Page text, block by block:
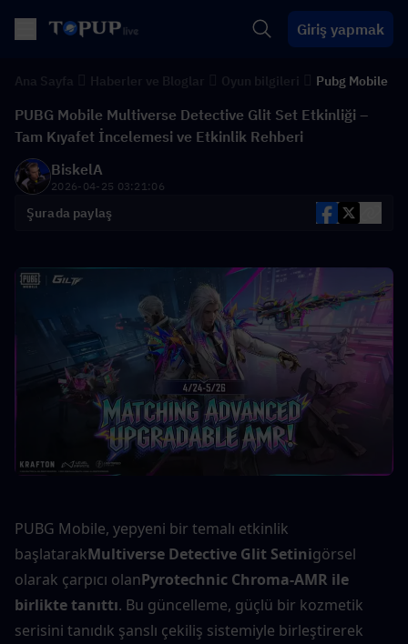
Giriş yapmak
Pubg Mobile
PUBG Mobile Multiverse Detective Glit Set Etkinliği –
Tam Kıyafet İncelemesi ve Etkinlik Rehberi
BiskelA
2026-04-25 03:21:06
Şurada paylaş
PUBG Mobile, yepyeni bir temalı etkinlik
başlatarakMultiverse Detective Glit Setinigörsel
olarak çarpıcı olanPyrotechnic Chroma-AMR ile
birlikte tanıttı. Bu güncelleme, güçlü bir kozmetik
serisini tanıdık şanslı çekiliş sistemiyle birleştirerek